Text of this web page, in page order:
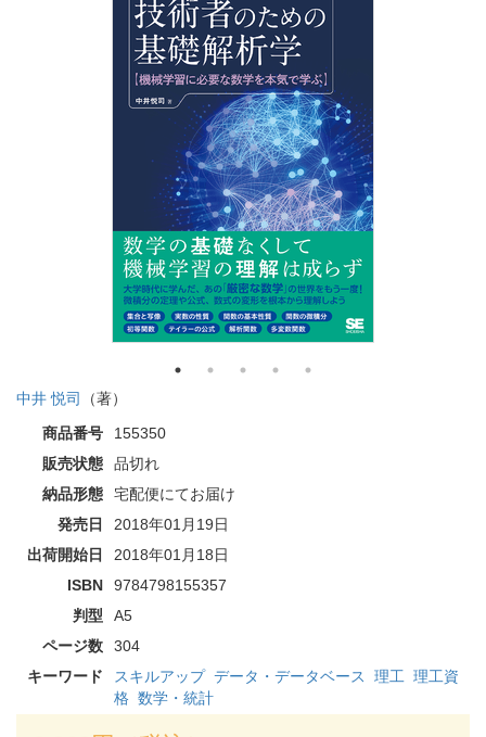
中井 悦司
（著）
商品番号
155350
販売状態
品切れ
納品形態
宅配便にてお届け
発売日
2018年01月19日
出荷開始日
2018年01月18日
ISBN
9784798155357
判型
A5
ページ数
304
キーワード
スキルアップ データ・データベース 理工 理工資
格 数学・統計